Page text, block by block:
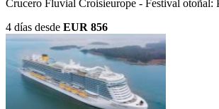
Crucero Fluvial Croisieurope - Festival otoñal:
4 días desde EUR 856